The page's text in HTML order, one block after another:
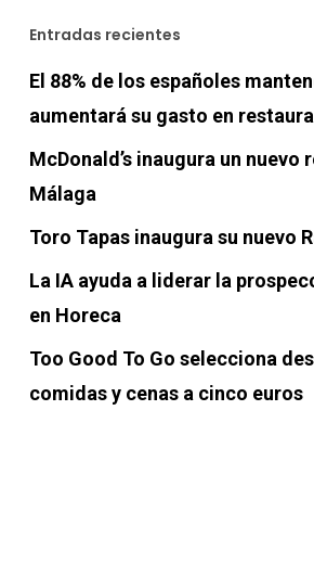
Entradas recientes
El 88% de los españoles
aumentará su gasto en
McDonald’s inaugura un nuevo
Málaga
Toro Tapas inaugura su nuevo
La IA ayuda a liderar la
en Horeca
Too Good To Go selecciona
comidas y cenas a cinco euros